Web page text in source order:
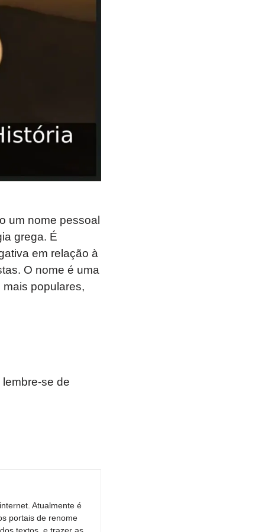
um nome pessoal
grega. É
em relação à
O nome é uma
populares,
se de
Atualmente é
portais de renome